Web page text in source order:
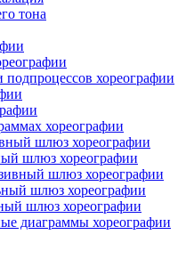
тона
подпроцессов хореографии
хореографии
шлюз хореографии
шлюз хореографии
шлюз хореографии
шлюз хореографии
шлюз хореографии
диаграммы хореографии